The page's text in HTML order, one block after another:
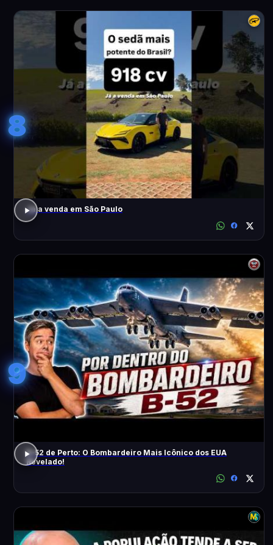
8
Já a venda em São Paulo
9
B-52 de Perto: O Bombardeiro Mais Icônico dos EUA
Revelado!